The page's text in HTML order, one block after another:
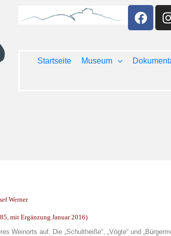
Startseite Museum
Werner
mit Ergänzung Januar 2016)
auf. Die „Schultheiße“, „Vögte“ und